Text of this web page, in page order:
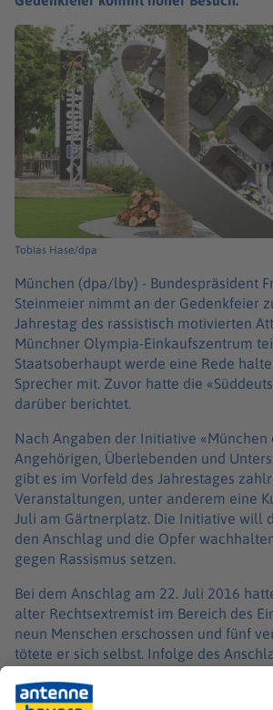
Tobias Hase/dpa
München (dpa/lby) - Bundespräsident
Steinmeier nimmt an der Gedenkfeier
Jahrestag des rassistisch motivierten
Münchner Olympia-Einkaufszentrum
Staatsoberhaupt werde eine Rede
Sprecher mit. Zuvor hatte die
darüber berichtet.
Nach Angaben der Initiative «München
Angehörigen, Überlebenden und
gibt es im Vorfeld des Jahrestages
Veranstaltungen, unter anderem eine
Juli am Gärtnerplatz. Die Initiative will
den Anschlag und die Opfer
gegen Rassismus setzen.
Bei dem Anschlag am 22. Juli 2016
alter Rechtsextremist im Bereich des
neun Menschen erschossen und fünf
tötete er sich selbst. Infolge des
Menschen verletzt wurden.